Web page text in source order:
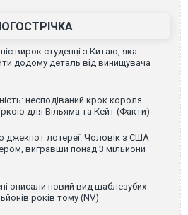
вирок студенці з Китаю, яка
додому деталь від винищувача
несподіваний крок короля
для Вільяма та Кейт (Факти)
джекпот лотереї. Чоловік з США
вигравши понад 3 мільйони
описали новий вид шаблезубих
років тому (NV)